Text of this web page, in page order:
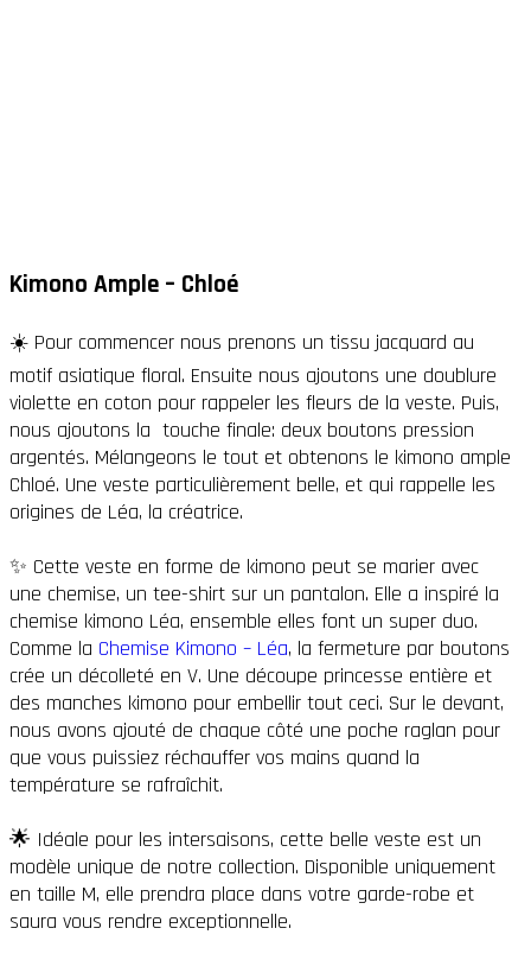
Kimono Ample – Chloé
☀️ Pour commencer nous prenons un tissu jacquard au
motif asiatique floral. Ensuite nous ajoutons une doublure
violette en coton pour rappeler les fleurs de la veste. Puis,
nous ajoutons la touche finale: deux boutons pression
argentés. Mélangeons le tout et obtenons le kimono ample
Chloé. Une veste particulièrement belle, et qui rappelle les
origines de Léa, la créatrice.
✨ Cette veste en forme de kimono peut se marier avec
une chemise, un tee-shirt sur un pantalon. Elle a inspiré la
chemise kimono Léa, ensemble elles font un super duo.
Comme la Chemise Kimono – Léa, la fermeture par boutons
crée un décolleté en V. Une découpe princesse entière et
des manches kimono pour embellir tout ceci. Sur le devant,
nous avons ajouté de chaque côté une poche raglan pour
que vous puissiez réchauffer vos mains quand la
température se rafraîchit.
🌟 Idéale pour les intersaisons, cette belle veste est un
modèle unique de notre collection. Disponible uniquement
en taille M, elle prendra place dans votre garde-robe et
saura vous rendre exceptionnelle.